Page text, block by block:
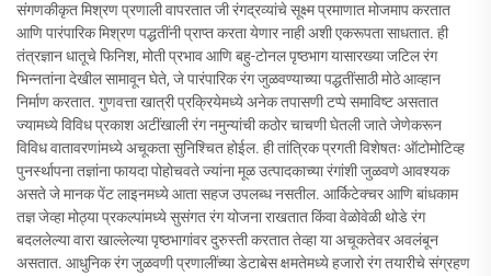
संगणकीकृत मिश्रण प्रणाली वापरतात जी रंगद्रव्यांचे सूक्ष्म प्रमाणात मोजमाप करतात
आणि पारंपारिक मिश्रण पद्धतींनी प्राप्त करता येणार नाही अशी एकरूपता साधतात. ही
तंत्रज्ञान धातूचे फिनिश, मोती प्रभाव आणि बहु-टोनल पृष्ठभाग यासारख्या जटिल रंग
भिन्नतांना देखील सामावून घेते, जे पारंपारिक रंग जुळवण्याच्या पद्धतींसाठी मोठे आव्हान
निर्माण करतात. गुणवत्ता खात्री प्रक्रियेमध्ये अनेक तपासणी टप्पे समाविष्ट असतात
ज्यामध्ये विविध प्रकाश अटींखाली रंग नमुन्यांची कठोर चाचणी घेतली जाते जेणेकरून
विविध वातावरणांमध्ये अचूकता सुनिश्चित होईल. ही तांत्रिक प्रगती विशेषतः ऑटोमोटिव्ह
पुनर्स्थापना तज्ञांना फायदा पोहोचवते ज्यांना मूळ उत्पादकाच्या रंगांशी जुळवणे आवश्यक
असते जे मानक पेंट लाइनमध्ये आता सहज उपलब्ध नसतील. आर्किटेक्चर आणि बांधकाम
तज्ञ जेव्हा मोठ्या प्रकल्पांमध्ये सुसंगत रंग योजना राखतात किंवा वेळोवेळी थोडे रंग
बदललेल्या वारा खाल्लेल्या पृष्ठभागांवर दुरुस्ती करतात तेव्हा या अचूकतेवर अवलंबून
असतात. आधुनिक रंग जुळवणी प्रणालींच्या डेटाबेस क्षमतेमध्ये हजारो रंग तयारीचे संग्रहण